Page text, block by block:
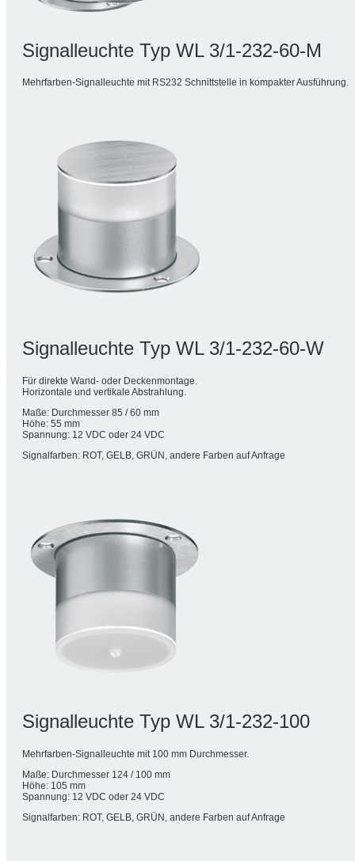
Signalleuchte Typ WL 3/1-232-60-M
Mehrfarben-Signalleuchte mit RS232 Schnittstelle in kompakter Ausführung.
Signalleuchte Typ WL 3/1-232-60-W
Für direkte Wand- oder Deckenmontage.
Horizontale und vertikale Abstrahlung.
Maße: Durchmesser 85 / 60 mm
Höhe: 55 mm
Spannung: 12 VDC oder 24 VDC
Signalfarben: ROT, GELB, GRÜN, andere Farben auf Anfrage
Signalleuchte Typ WL 3/1-232-100
Mehrfarben-Signalleuchte mit 100 mm Durchmesser.
Maße: Durchmesser 124 / 100 mm
Höhe: 105 mm
Spannung: 12 VDC oder 24 VDC
Signalfarben: ROT, GELB, GRÜN, andere Farben auf Anfrage